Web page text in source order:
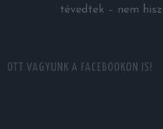
tévedtek – nem
OTT VAGYUNK A FACEBOOKON IS!